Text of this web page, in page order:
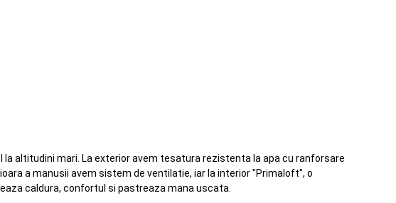
la altitudini mari. La exterior avem tesatura rezistenta la apa cu ranforsare
a manusii avem sistem de ventilatie, iar la interior "Primaloft", o
caldura, confortul si pastreaza mana uscata.